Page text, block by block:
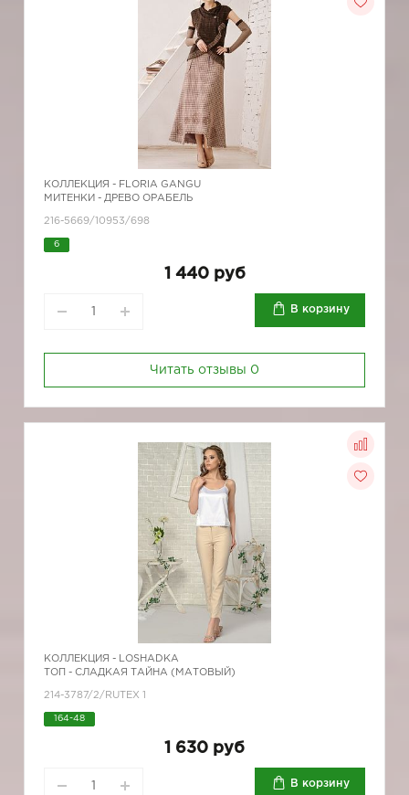
КОЛЛЕКЦИЯ - FLORIA GANGU
МИТЕНКИ - ДРЕВО ОРАБЕЛЬ
216-5669/10953/698
6
1 440 руб
В корзину
Читать отзывы 0
КОЛЛЕКЦИЯ - LOSHADKA
ТОП - СЛАДКАЯ ТАЙНА (МАТОВЫЙ)
214-3787/2/RUTEX 1
164-48
1 630 руб
В корзину